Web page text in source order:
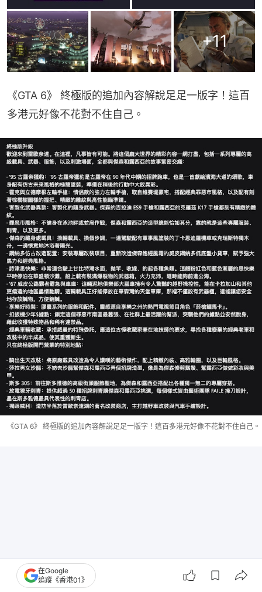
+11
《GTA 6》 終極版的追加內容解說足足一版字！這百
多港元好像不花對不住自己。
《GTA 6》 終極版的追加內容解說足足一版字！這百多港元好像不花對不住自己。
在Google
追蹤《香港01》